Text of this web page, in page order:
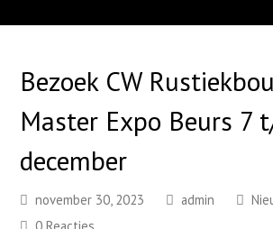
Bezoek CW
Master Expo Beurs 7
december
november 30, 2023 admin